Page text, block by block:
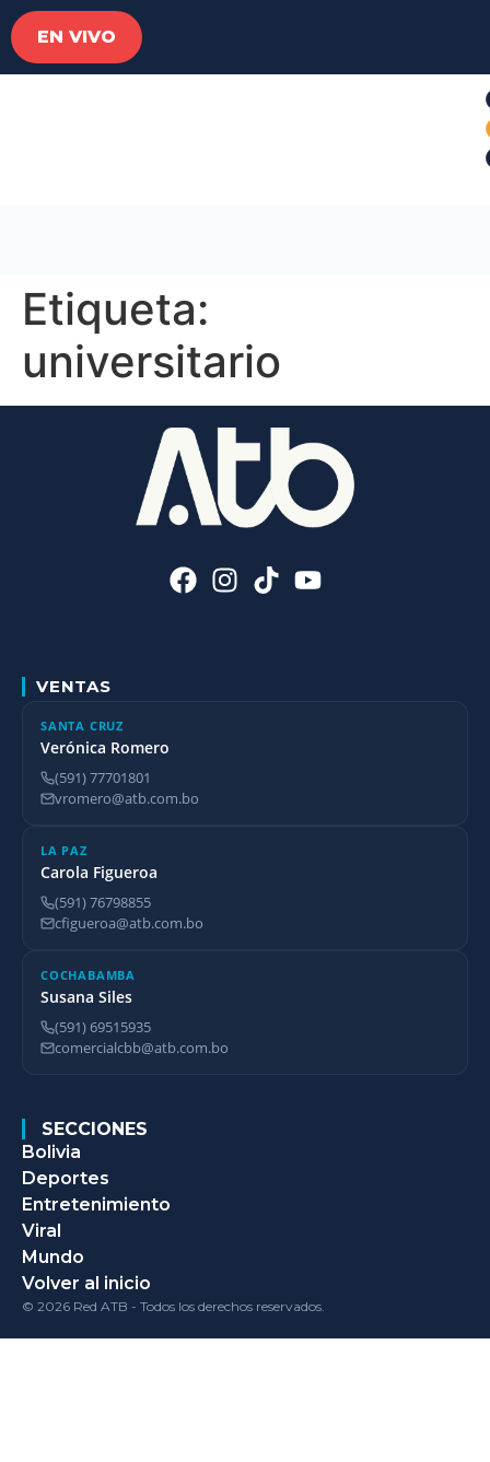
EN VIVO
Etiqueta:
universitario
VENTAS
SANTA CRUZ
Verónica Romero
(591) 77701801
vromero@atb.com.bo
LA PAZ
Carola Figueroa
(591) 76798855
cfigueroa@atb.com.bo
COCHABAMBA
Susana Siles
(591) 69515935
comercialcbb@atb.com.bo
SECCIONES
Bolivia
Deportes
Entretenimiento
Viral
Mundo
Volver al inicio
© 2026 Red ATB - Todos los derechos reservados.